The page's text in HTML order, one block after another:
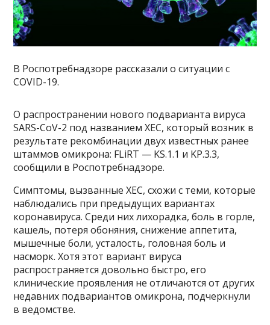
В Роспотребнадзоре рассказали о ситуации с
COVID-19.
О распространении нового подварианта вируса
SARS-CoV-2 под названием XEC, который возник в
результате рекомбинации двух известных ранее
штаммов омикрона: FLiRT — KS.1.1 и KP.3.3,
сообщили в Роспотребнадзоре.
Симптомы, вызванные XEC, схожи с теми, которые
наблюдались при предыдущих вариантах
коронавируса. Среди них лихорадка, боль в горле,
кашель, потеря обоняния, снижение аппетита,
мышечные боли, усталость, головная боль и
насморк. Хотя этот вариант вируса
распространяется довольно быстро, его
клинические проявления не отличаются от других
недавних подвариантов омикрона, подчеркнули
в ведомстве.